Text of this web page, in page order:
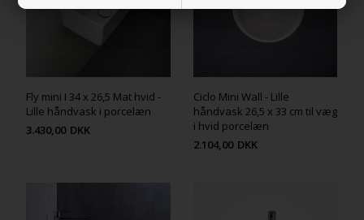
Fly mini I 34 x 26,5 Mat hvid -
Lille håndvask i porcelæn
3.430,00 DKK
Ciclo Mini Wall - Lille
håndvask 26,5 x 33 cm til væg
i hvid porcelæn
2.104,00 DKK